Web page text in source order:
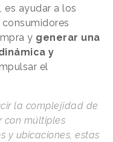
es ayudar a los
y generar una
y
el
la complejidad de
con múltiples
y ubicaciones, estas